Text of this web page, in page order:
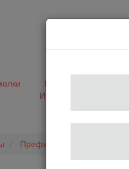
Кофе&Чай
Ингредиенты
Префильтр Fluux Microfilter